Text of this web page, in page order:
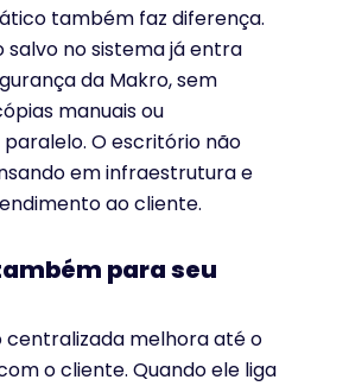
também faz diferença.
no sistema já entra
da Makro, sem
manuais ou
O escritório não
em infraestrutura e
ao cliente.
para seu
centralizada melhora até o
o cliente. Quando ele liga